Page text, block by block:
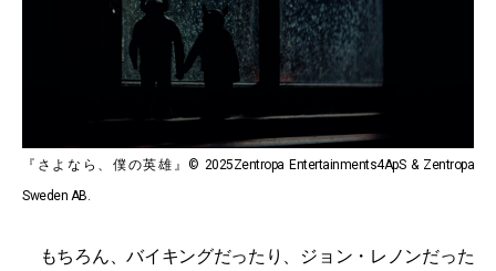
『さよなら、僕の英雄』© 2025Zentropa Entertainments4ApS & Zentropa
Sweden AB.
もちろん、バイキングだったり、ジョン・レノンだった